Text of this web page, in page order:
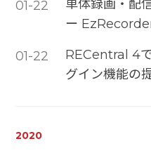
01-22
単体録画・配
ー
01-22
RECentral 4
グイン機能の
2020